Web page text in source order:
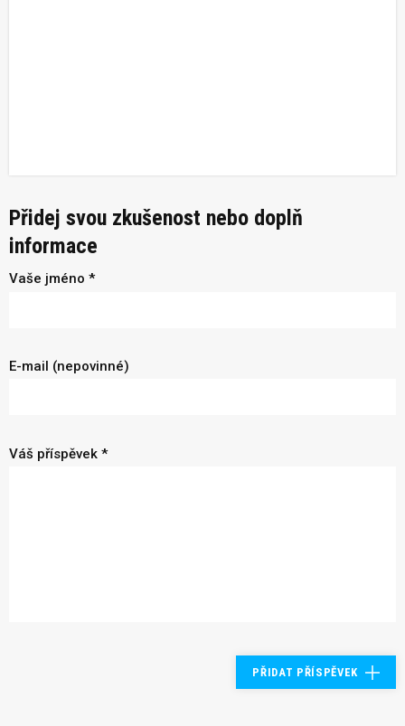
Přidej svou zkušenost nebo doplň
informace
Vaše jméno *
E-mail (nepovinné)
Váš příspěvek *
PŘIDAT PŘÍSPĚVEK